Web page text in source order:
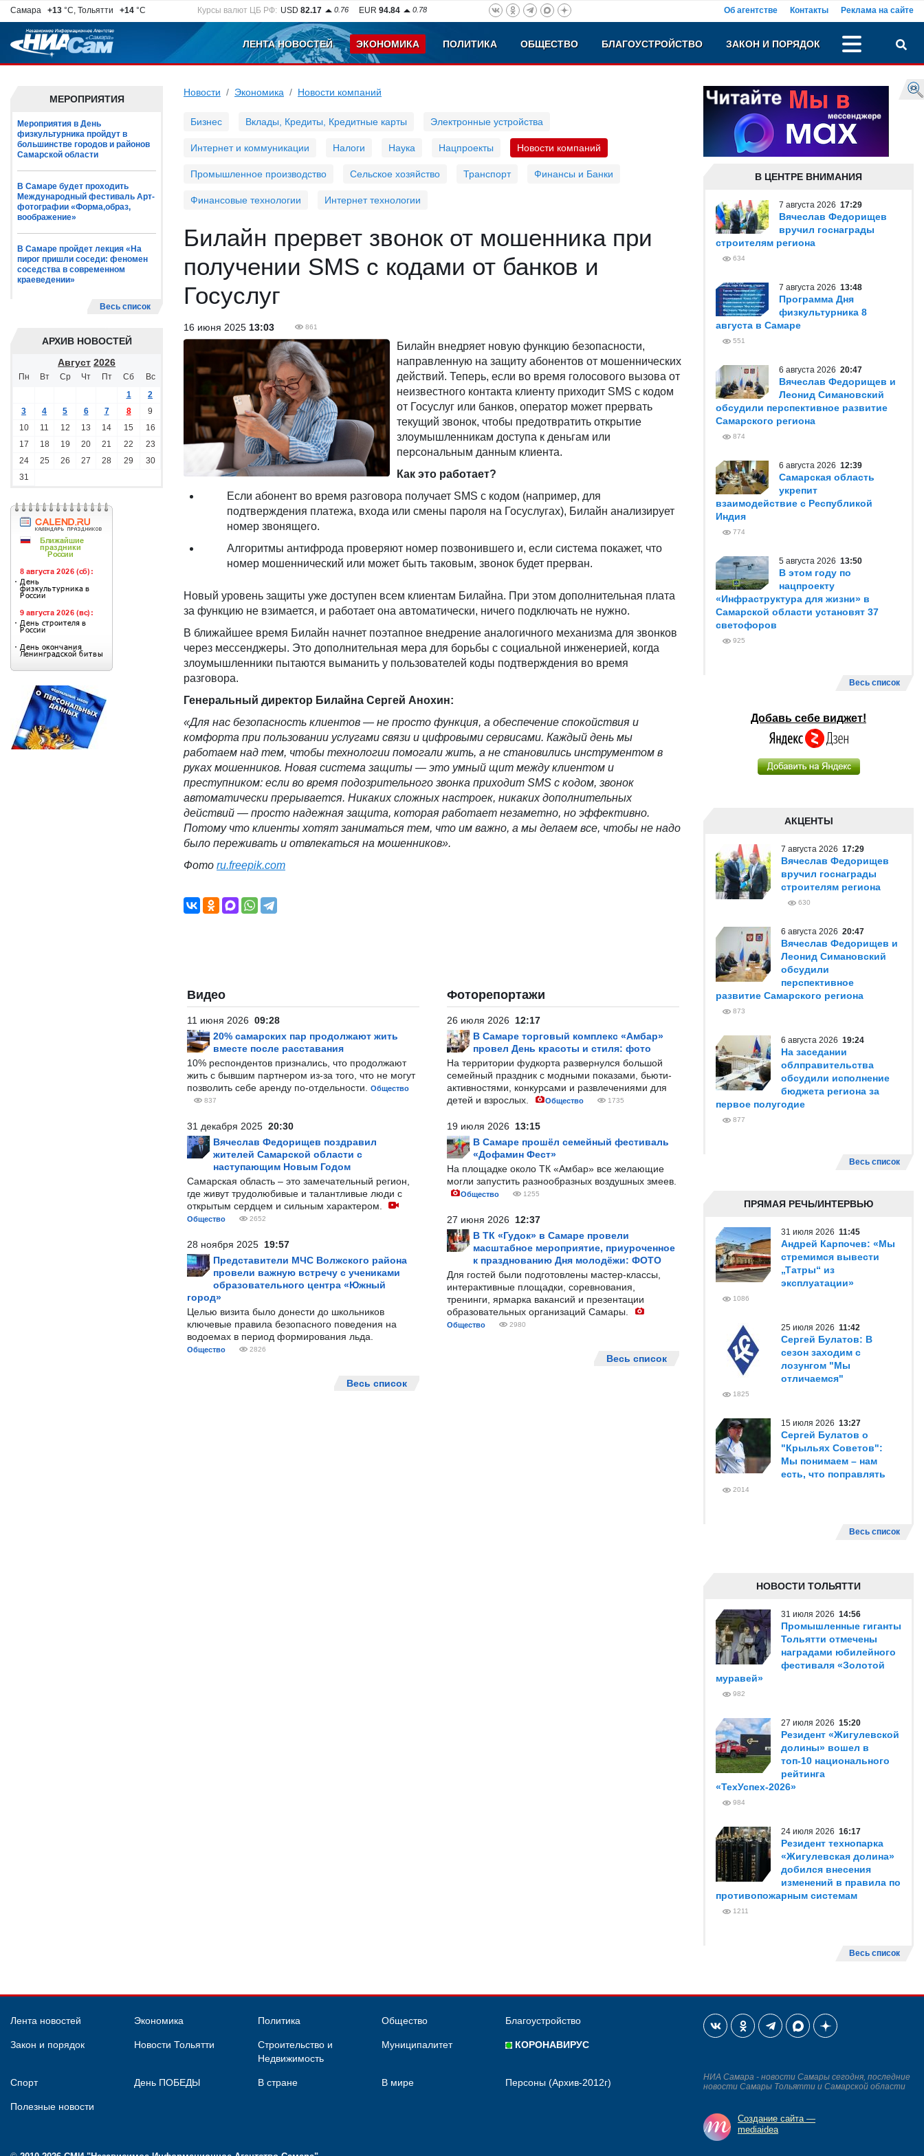
Самара +13 °C, Тольятти +14 °C Курсы валют ЦБ РФ: USD 82.17 0.76 EUR 94.84 0.78 Об агентстве Контакты Реклама на сайте
ЛЕНТА НОВОСТЕЙ ЭКОНОМИКА ПОЛИТИКА ОБЩЕСТВО БЛАГОУСТРОЙСТВО ЗАКОН И ПОРЯДОК
МЕРОПРИЯТИЯ
Мероприятия в День
физкультурника пройдут в
большинстве городов и районов
Самарской области
В Самаре будет проходить
Международный фестиваль Арт-
фотографии «Форма,образ,
воображение»
В Самаре пройдет лекция «На
пирог пришли соседи: феномен
соседства в современном
краеведении»
Весь список
АРХИВ НОВОСТЕЙ
Август 2026
Пн Вт Ср Чт Пт Сб
Вс
1
2
3
4 5 6 7 8
9
10
11 12 13 14 15
16
17
18 19 20 21 22
23
24
25 26 27 28 29
30
31
Новости Экономика Новости компаний
Бизнес Вклады, Кредиты, Кредитные карты Электронные устройства
Интернет и коммуникации Налоги Наука Нацпроекты Новости компаний
Промышленное производство Сельское хозяйство Транспорт Финансы и Банки
Финансовые технологии Интернет технологии
Билайн прервет звонок от мошенника при
получении SMS с кодами от банков и
Госуслуг
16 июня 2025 13:03 861
Билайн внедряет новую функцию безопасности,
направленную на защиту абонентов от мошеннических
действий. Теперь, если во время голосового вызова от
неизвестного контакта клиенту приходит SMS с кодом
от Госуслуг или банков, оператор может прервать
текущий звонок, чтобы предотвратить открытие
злоумышленникам доступа к деньгам или
персональным данным клиента.
Как это работает?
Если абонент во время разговора получает SMS с кодом (например, для
подтверждения платежа, входа или смены пароля на Госуслугах), Билайн анализирует
номер звонящего.
Алгоритмы антифрода проверяют номер позвонившего и, если система покажет, что
номер мошеннический или может быть таковым, звонок будет прерван.
Новый уровень защиты уже доступен всем клиентам Билайна. При этом дополнительная плата
за функцию не взимается, и работает она автоматически, ничего подключать не нужно.
В ближайшее время Билайн начнет поэтапное внедрение аналогичного механизма для звонков
через мессенджеры. Это дополнительная мера для борьбы с социальной инженерией, когда
злоумышленники пытаются выманить у пользователей коды подтверждения во время
разговора.
Генеральный директор Билайна Сергей Анохин:
«Для нас безопасность клиентов — не просто функция, а обеспечение спокойствия и
комфорта при пользовании услугами связи и цифровыми сервисами. Каждый день мы
работаем над тем, чтобы технологии помогали жить, а не становились инструментом в
руках мошенников. Новая система защиты — это умный щит между клиентом и
преступником: если во время подозрительного звонка приходит SMS с кодом, звонок
автоматически прерывается. Никаких сложных настроек, никаких дополнительных
действий — просто надежная защита, которая работает незаметно, но эффективно.
Потому что клиенты хотят заниматься тем, что им важно, а мы делаем все, чтобы не надо
было переживать и отвлекаться на мошенников».
Фото ru.freepik.com
Видео
11 июня 2026 09:28
20% самарских пар продолжают жить
вместе после расставания
10% респондентов признались, что продолжают
жить с бывшим партнером из-за того, что не могут
позволить себе аренду по-отдельности.
Общество
837
31 декабря 2025 20:30
Вячеслав Федорищев поздравил
жителей Самарской области с
наступающим Новым Годом
Самарская область – это замечательный регион,
где живут трудолюбивые и талантливые люди с
открытым сердцем и сильным характером.
Общество 2652
28 ноября 2025 19:57
Представители МЧС Волжского района
провели важную встречу с учениками
образовательного центра «Южный
город»
Целью визита было донести до школьников
ключевые правила безопасного поведения на
водоемах в период формирования льда.
Общество 2826
Весь список
Фоторепортажи
26 июля 2026 12:17
В Самаре торговый комплекс «Амбар»
провел День красоты и стиля: фото
На территории фудкорта развернулся большой
семейный праздник с модными показами, бьюти-
активностями, конкурсами и развлечениями для
детей и взрослых.
Общество 1735
19 июля 2026 13:15
В Самаре прошёл семейный фестиваль
«Дофамин Фест»
На площадке около ТК «Амбар» все желающие
могли запустить разнообразных воздушных змеев.
Общество 1255
27 июня 2026 12:37
В ТК «Гудок» в Самаре провели
масштабное мероприятие, приуроченное
к празднованию Дня молодёжи: ФОТО
Для гостей были подготовлены мастер-классы,
интерактивные площадки, соревнования,
тренинги, ярмарка вакансий и презентации
образовательных организаций Самары.
Общество 2980
Весь список
В ЦЕНТРЕ ВНИМАНИЯ
7 августа 2026 17:29
Вячеслав Федорищев
вручил госнаграды
строителям региона
634
7 августа 2026 13:48
Программа Дня
физкультурника 8
августа в Самаре
551
6 августа 2026 20:47
Вячеслав Федорищев и
Леонид Симановский
обсудили перспективное развитие
Самарского региона
874
6 августа 2026 12:39
Самарская область
укрепит
взаимодействие с Республикой
Индия
774
5 августа 2026 13:50
В этом году по
нацпроекту
«Инфраструктура для жизни» в
Самарской области установят 37
светофоров
925
Весь список
Добавь себе виджет!
АКЦЕНТЫ
7 августа 2026 17:29
Вячеслав Федорищев
вручил госнаграды
строителям региона
630
6 августа 2026 20:47
Вячеслав Федорищев и
Леонид Симановский
обсудили
перспективное
развитие Самарского региона
873
6 августа 2026 19:24
На заседании
облправительства
обсудили исполнение
бюджета региона за
первое полугодие
877
Весь список
ПРЯМАЯ РЕЧЬ/ИНТЕРВЬЮ
31 июля 2026 11:45
Андрей Карпочев: «Мы
стремимся вывести
„Татры“ из
эксплуатации»
1086
25 июля 2026 11:42
Сергей Булатов: В
сезон заходим с
лозунгом "Мы
отличаемся"
1825
15 июля 2026 13:27
Сергей Булатов о
"Крыльях Советов":
Мы понимаем – нам
есть, что поправлять
2014
Весь список
НОВОСТИ ТОЛЬЯТТИ
31 июля 2026 14:56
Промышленные гиганты
Тольятти отмечены
наградами юбилейного
фестиваля «Золотой
муравей»
982
27 июля 2026 15:20
Резидент «Жигулевской
долины» вошел в
топ-10 национального
рейтинга
«ТехУспех-2026»
984
24 июля 2026 16:17
Резидент технопарка
«Жигулевская долина»
добился внесения
изменений в правила по
противопожарным системам
1211
Весь список
Лента новостей Экономика Политика Общество Благоустройство
Закон и порядок Новости Тольятти
Строительство и
Недвижимость
Муниципалитет КОРОНАВИРУС
Спорт День ПОБЕДЫ В стране В мире Персоны (Архив-2012г)
Полезные новости
НИА Самара - новости Самары сегодня, последние
новости Самары Тольятти и Самарской области
Создание сайта —
mediaidea